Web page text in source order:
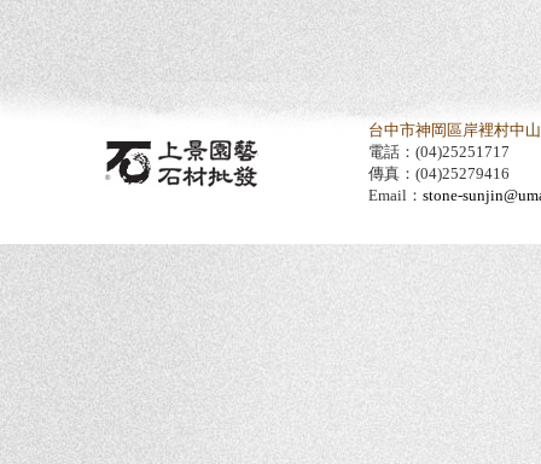
台中市神岡區岸裡村中
電話：(04)25251717
傳真：(04)25279416
Email： stone-